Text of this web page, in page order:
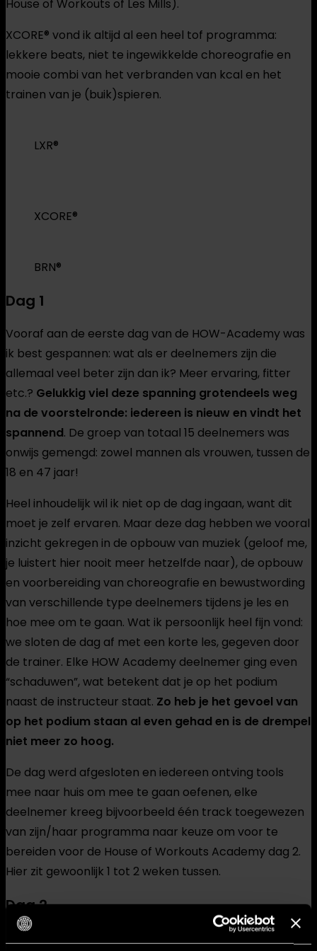
House of Workouts of Les Mills).
XCORE® vond ik altijd al een heel tof programma:
lekkere beats, niet te ingewikkelde choreografie en
mooie combi van het verbranden van kcal en het
trainen van je (buik)spieren.
LXR®
XCORE®
BRN®
Dag 1
Vooraf aan de eerste dag van de HOW-Academy was
ik best gespannen: wat als er deelnemers zijn die
allemaal veel beter zijn dan ik? Meer ervaring, fitter
etc.? Gelukkig viel deze spanning grotendeels weg
na de voorstelronde: iedereen is nieuw en vindt het
spannend. De groep van totaal 15 deelnemers was
onwijs gemengd: zowel mannen als vrouwen, tussen de
18 en 47 jaar!
Heel inhoudelijk wil ik niet op de dag ingaan, want dit
moet je zelf ervaren. Maar deze dag hebben we vooral
inzicht gekregen in de opbouw van muziek (geloof me,
je luistert hier nooit meer hetzelfde naar), de opbouw
en voorbereiding van choreografie en bewustwording
van verschillende type deelnemers tijdens je les en
hoe mee om te gaan. Wat ik persoonlijk heel fijn vond:
we sloten de dag af met een korte les, gegeven door
de trainer. Elke HOW Academy deelnemer ging even
“schaduwen”, wat betekent dat je op het podium
naast de instructeur staat. Zo heb je het gevoel van
op het podium staan al even gehad en is de drempel
niet meer zo hoog.
De dag werd afgesloten en iedereen ontving tools
mee naar huis om mee te gaan oefenen, elke
deelnemer kreeg bijvoorbeeld één track toegewezen
van zijn/haar programma naar keuze om voor te
bereiden voor de House of Workouts Academy dag 2.
Hier zit gewoonlijk 1 tot 2 weken tussen.
Dag 2
Deze dag hebben we geoefend met het presenteren